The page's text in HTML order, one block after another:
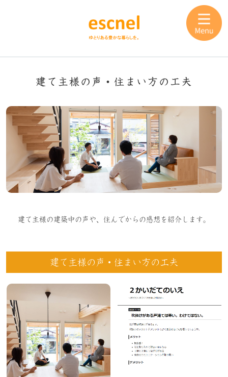
建て主様の声・住まい方の工夫
建て主様の建築中の声や、住んでからの感想を紹介します。
建て主様の声・住まい方の工夫